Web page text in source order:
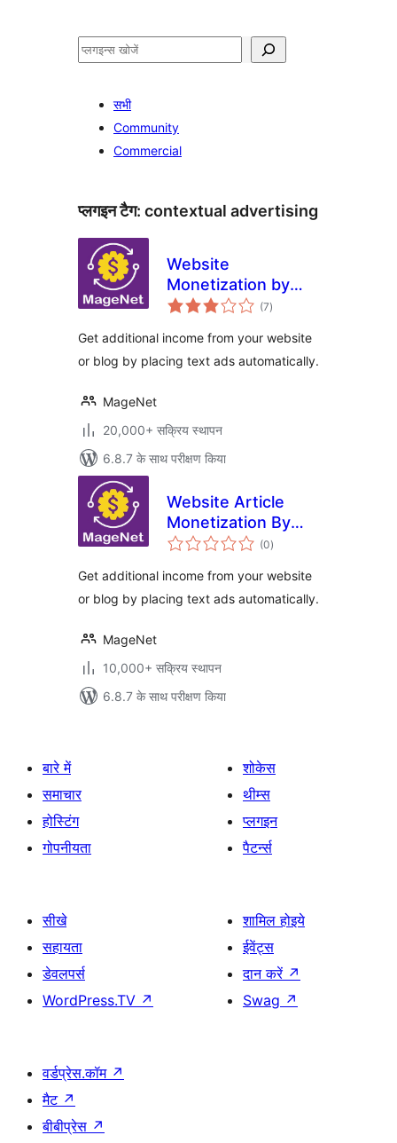
खोजें
सभी
Community
Commercial
प्लगइन टैग: contextual advertising
Website
Monetization by
MageNet
(7कुल
दर)
Get additional income from your website
or blog by placing text ads automatically.
MageNet
20,000+ सक्रिय स्थापन
6.8.7 के साथ परीक्षण किया
Website Article
Monetization By
MageNet
(0कुल
दर)
Get additional income from your website
or blog by placing text ads automatically.
MageNet
10,000+ सक्रिय स्थापन
6.8.7 के साथ परीक्षण किया
बारे में
समाचार
होस्टिंग
गोपनीयता
शोकेस
थीम्स
प्लगइन
पैटर्न्स
सीखे
सहायता
डेवलपर्स
WordPress.TV ↗
शामिल होइये
ईवेंट्स
दान करें ↗
Swag ↗
वर्डप्रेस.कॉम ↗
मैट ↗
बीबीप्रेस ↗